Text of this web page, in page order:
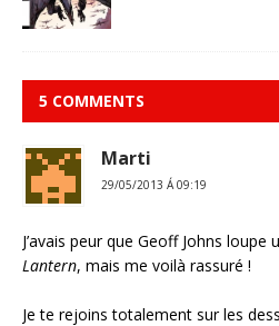
5 COMMENTS
Marti
29/05/2013 Á 09:19
J’avais peur que Geoff Johns
Lantern, mais me voilà rassuré !
Je te rejoins totalement sur les